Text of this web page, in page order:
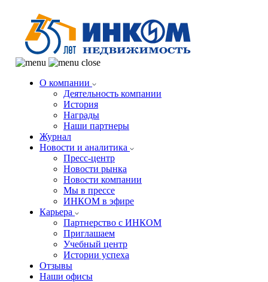
О компании
Деятельность компании
История
Награды
Наши партнеры
Журнал
Новости и аналитика
Пресс-центр
Новости рынка
Новости компании
Мы в прессе
ИНКОМ в эфире
Карьера
Партнерство с ИНКОМ
Приглашаем
Учебный центр
Истории успеха
Отзывы
Наши офисы